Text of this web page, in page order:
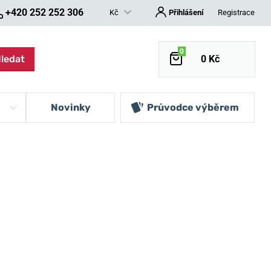
+420 252 252 306 Kč Přihlášení Registrace
0
0 Kč
Novinky Průvodce výběrem